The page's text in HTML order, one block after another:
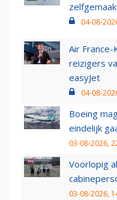
04-08-
Air
reizigers
easyJet
04-08-
Boeing
eindelijk
03-08-2026,
Voorlopig
03-08-2026,